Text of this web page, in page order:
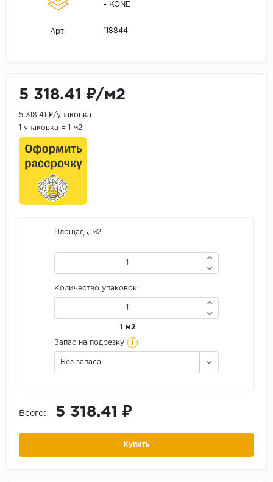
- KONE
Арт. 118844
5 318.41 ₽/м2
5 318.41 ₽/упаковка
1 упаковка = 1 м2
Площадь, м2
Количество упаковок:
1 м2
Запас на подрезку i
Без запаса
Всего: 5 318.41 ₽
Купить